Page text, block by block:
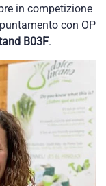
in competizione
con OP
B03F.